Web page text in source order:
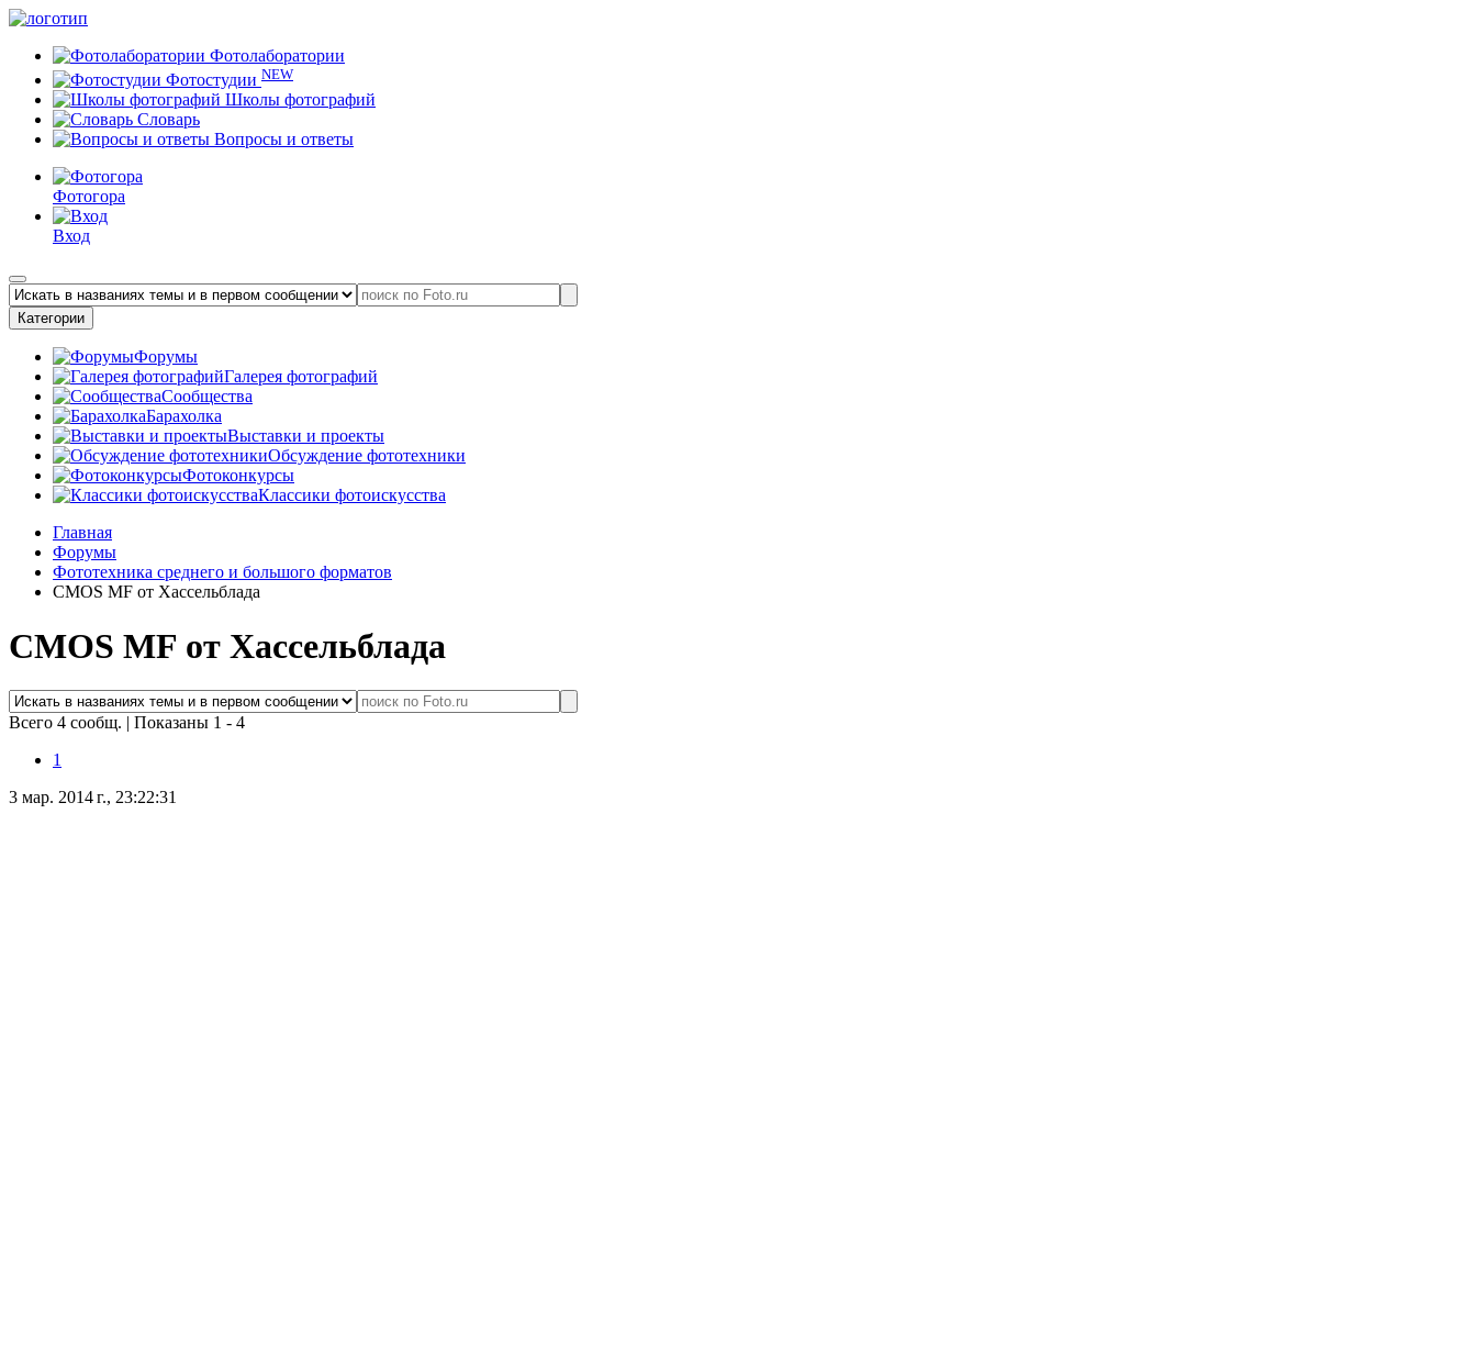
Фотолаборатории
Фотостудии NEW
Школы фотографий
Словарь
Вопросы и ответы
Фотогора
Вход
Категории
Форумы
Галерея фотографий
Сообщества
Барахолка
Выставки и проекты
Обсуждение фототехники
Фотоконкурсы
Классики фотоискусства
Главная
Форумы
Фототехника среднего и большого форматов
CMOS MF от Хассельблада
CMOS MF от Хассельблада
Всего 4 сообщ. | Показаны 1 - 4
1
3 мар. 2014 г., 23:22:31